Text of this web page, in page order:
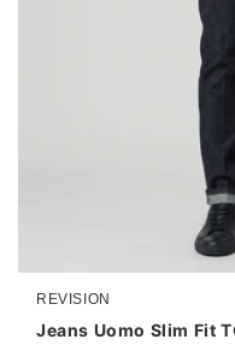
E
Produttore:
REVISION
Jeans Uomo Slim Fit